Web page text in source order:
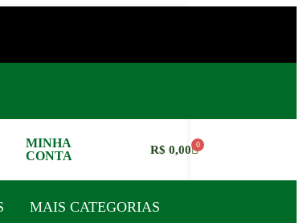
MINHA
CONTA
R$ 0,00 0
MAIS CATEGORIAS